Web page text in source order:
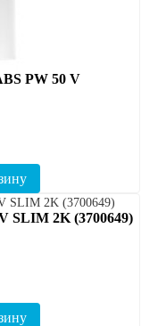
PW 50 V
SLIM 2K (3700649)